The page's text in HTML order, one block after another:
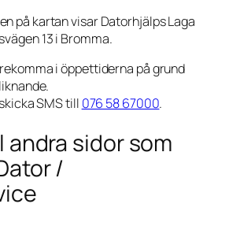
på kartan visar Datorhjälps Laga
13 i Bromma.
i öppettiderna på grund
SMS till 076 58 67000.
andra sidor som
/